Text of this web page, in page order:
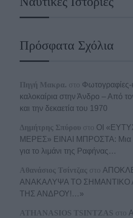
Πρόσφατα Σχόλια
Πηγή Μακρα. στο Φωτογραφίες-
καλοκαίρια στην Άνδρο – Από
και την δεκαετία του 1970
Δημήτρης Σπύρου στο ΟΙ
ΜΕΡΕΣ» ΕΙΝΑΙ ΜΠΡΟΣΤΑ: Μια
για το λιμάνι της Ραφήνας…
Αθανάσιος Τσίντζας στο
ΑΝΑΚΑΛΥΨΑ ΤΟ ΣΗΜΑΝΤΙΚΟ
ΤΗΣ ΑΝΔΡΟΥ!…»
ATHANASIOS TSINTZAS στο